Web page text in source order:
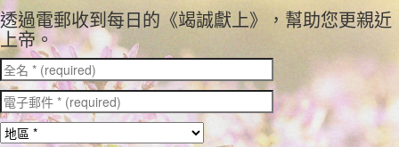
透過電郵收到每日的《竭誠獻上》，幫助您更親近
上帝。